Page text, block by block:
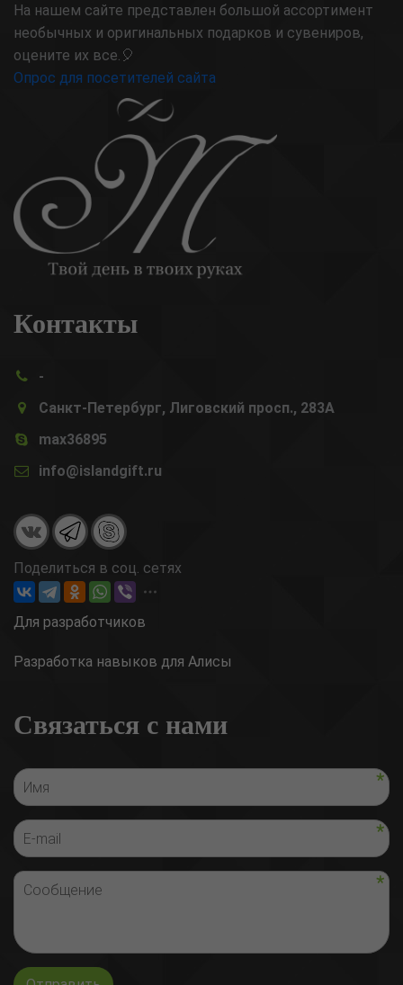
На нашем сайте представлен большой ассортимент
необычных и оригинальных подарков и сувениров,
оцените их все.🎈
Опрос для посетителей сайта
Контакты
-
Санкт-Петербург, Лиговский просп., 283А
max36895
info@islandgift.ru
Поделиться в соц. сетях
Для разработчиков
Разработка навыков для Алисы
Связаться с нами